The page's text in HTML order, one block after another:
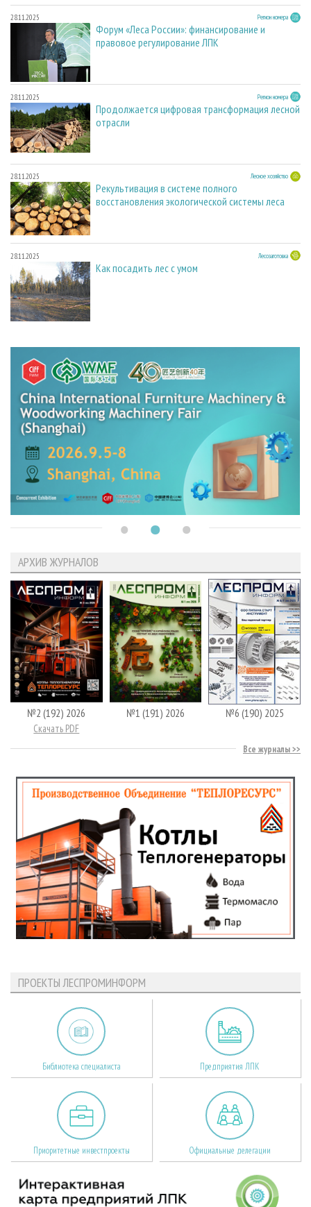
28.11.2025 Регион номера
Форум «Леса России»: финансирование и
правовое регулирование ЛПК
28.11.2025 Регион номера
Продолжается цифровая трансформация лесной
отрасли
28.11.2025 Лесное хозяйство
Рекультивация в системе полного
восстановления экологической системы леса
28.11.2025 Лесозаготовка
Как посадить лес с умом
АРХИВ ЖУРНАЛОВ
№2 (192) 2026
Скачать PDF
№1 (191) 2026 №6 (190) 2025
Все журналы
ПРОЕКТЫ ЛЕСПРОМИНФОРМ
Библиотека специалиста Предприятия ЛПК
Приоритетные инвестпроекты Официальные делегации